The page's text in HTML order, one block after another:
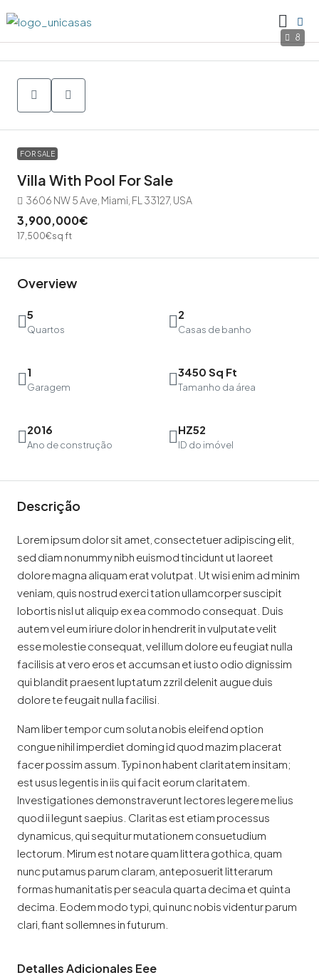
8
FOR SALE
Villa With Pool For Sale
3606 NW 5 Ave, Miami, FL 33127, USA
3,900,000€
17,500€sq ft
Overview
5
Quartos
2
Casas de banho
1
Garagem
3450 Sq Ft
Tamanho da área
2016
Ano de construção
HZ52
ID do imóvel
Descrição
Lorem ipsum dolor sit amet, consectetuer adipiscing elit,
sed diam nonummy nibh euismod tincidunt ut laoreet
dolore magna aliquam erat volutpat. Ut wisi enim ad minim
veniam, quis nostrud exerci tation ullamcorper suscipit
lobortis nisl ut aliquip ex ea commodo consequat. Duis
autem vel eum iriure dolor in hendrerit in vulputate velit
esse molestie consequat, vel illum dolore eu feugiat nulla
facilisis at vero eros et accumsan et iusto odio dignissim
qui blandit praesent luptatum zzril delenit augue duis
dolore te feugait nulla facilisi.
Nam liber tempor cum soluta nobis eleifend option
congue nihil imperdiet doming id quod mazim placerat
facer possim assum. Typi non habent claritatem insitam;
est usus legentis in iis qui facit eorum claritatem.
Investigationes demonstraverunt lectores legere me lius
quod ii legunt saepius. Claritas est etiam processus
dynamicus, qui sequitur mutationem consuetudium
lectorum. Mirum est notare quam littera gothica, quam
nunc putamus parum claram, anteposuerit litterarum
formas humanitatis per seacula quarta decima et quinta
decima. Eodem modo typi, qui nunc nobis videntur parum
clari, fiant sollemnes in futurum.
Detalles Adicionales Eee